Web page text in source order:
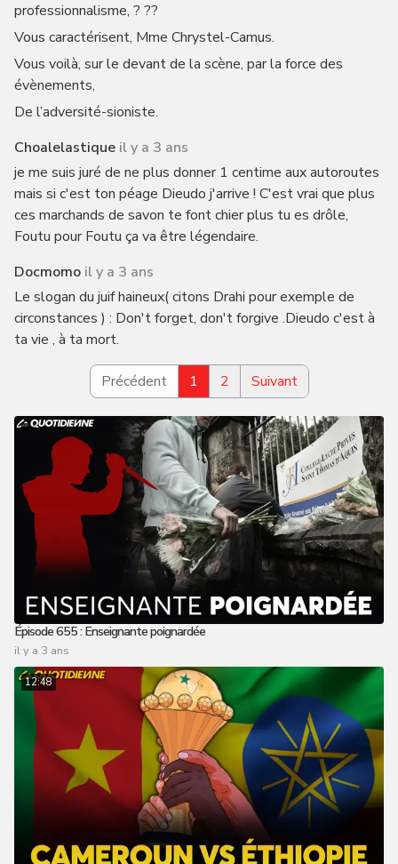
professionnalisme, ? ??
Vous caractérisent, Mme Chrystel-Camus.
Vous voilà, sur le devant de la scène, par la force des
évènements,
De l’adversité-sioniste.
Choalelastique il y a 3 ans
je me suis juré de ne plus donner 1 centime aux autoroutes
mais si c'est ton péage Dieudo j'arrive ! C'est vrai que plus
ces marchands de savon te font chier plus tu es drôle,
Foutu pour Foutu ça va être légendaire.
Docmomo il y a 3 ans
Le slogan du juif haineux( citons Drahi pour exemple de
circonstances ) : Don't forget, don't forgive .Dieudo c'est à
ta vie , à ta mort.
Précédent 1 2 Suivant
Épisode 655 : Enseignante poignardée
il y a 3 ans
12:48